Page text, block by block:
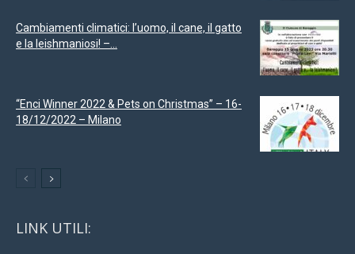
Cambiamenti climatici: l’uomo, il cane, il gatto
e la leishmaniosi! –...
“Enci Winner 2022 & Pets on Christmas” – 16-
18/12/2022 – Milano
LINK UTILI: